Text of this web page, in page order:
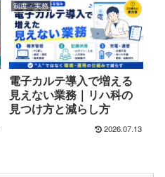
制度・実務
電子カルテ導入で増える
見えない業務｜リハ科の
見つけ方と減らし方
2026.07.13